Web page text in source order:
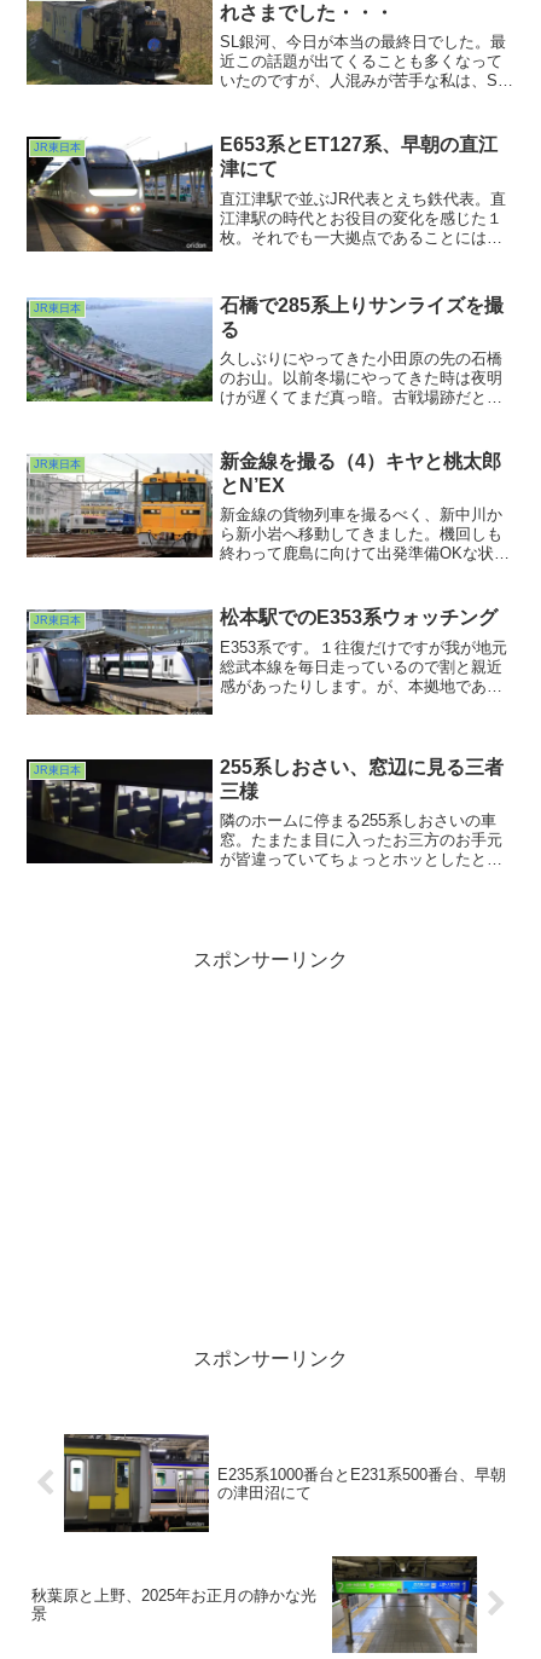
れさまでした・・・
SL銀河、今日が本当の最終日でした。最
近この話題が出てくることも多くなって
いたのですが、人混みが苦手な私は、SL
撮りに行きたかったんですけどね
ぇ・・・もろもろ考えた末、行くのは見
送りました。撮り直したい駄作ですが、
せめてもの「餞」ということで・・・。
JR東日本
E653系とET127系、早朝の直江
津にて
直江津駅で並ぶJR代表とえち鉄代表。直
江津駅の時代とお役目の変化を感じた１
枚。それでも一大拠点であることには変
はそういう時間にあるかと思いました。
JR東日本
石橋で285系上りサンライズを撮
る
久しぶりにやってきた小田原の先の石橋
のお山。以前冬場にやってきた時は夜明
けが遅くてまだ真っ暗。古戦場跡だとい
こともありましたっけw。が、今回は午前
5時といえど5月の中旬、写真が撮れるほ
どの十分な明るさが確保できていまし
た。
JR東日本
新金線を撮る（4）キヤと桃太郎
とN’EX
新金線の貨物列車を撮るべく、新中川か
ら新小岩へ移動してきました。機回しも
終わって鹿島に向けて出発準備OKな状態
に不意打ちを喰らったレール運搬車・キ
ヤE195でした。
JR東日本 松本駅でのE353系ウォッチング
E353系です。１往復だけですが我が地元
総武本線を毎日走っているので割と親近
感があったりします。が、本拠地である
系あずさがいたのでしばし観察タイム。
JR東日本
255系しおさい、窓辺に見る三者
三様
隣のホームに停まる255系しおさいの車
窓。たまたま目に入ったお三方のお手元
が皆違っていてちょっとホッとしたとい
私はスマホはいじりません基本。居眠り
が基本ですからwww
スポンサーリンク
スポンサーリンク
E235系1000番台とE231系500番台、早朝
の津田沼にて
秋葉原と上野、2025年お正月の静かな光
景